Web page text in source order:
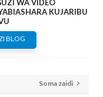
WA VIDEO
KUJARIBU
BLOG
Soma zaidi